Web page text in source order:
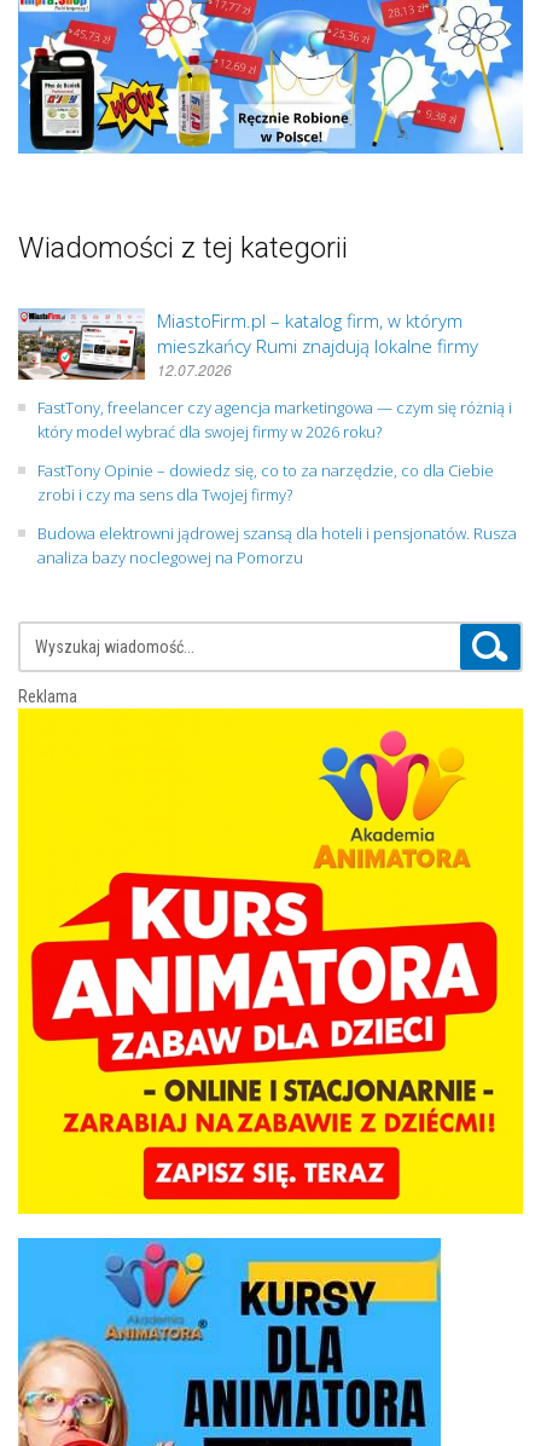
Wiadomości z tej kategorii
MiastoFirm.pl – katalog firm, w którym
mieszkańcy Rumi znajdują lokalne firmy
12.07.2026
FastTony, freelancer czy agencja marketingowa — czym się różnią i
który model wybrać dla swojej firmy w 2026 roku?
FastTony Opinie – dowiedz się, co to za narzędzie, co dla Ciebie
zrobi i czy ma sens dla Twojej firmy?
Budowa elektrowni jądrowej szansą dla hoteli i pensjonatów. Rusza
analiza bazy noclegowej na Pomorzu
Reklama